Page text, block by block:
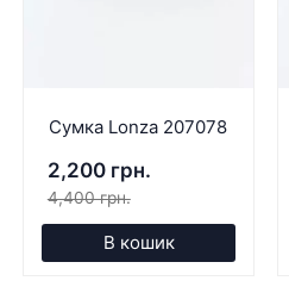
Сумка Lonza 207078
2,200 грн.
4,400 грн.
В кошик